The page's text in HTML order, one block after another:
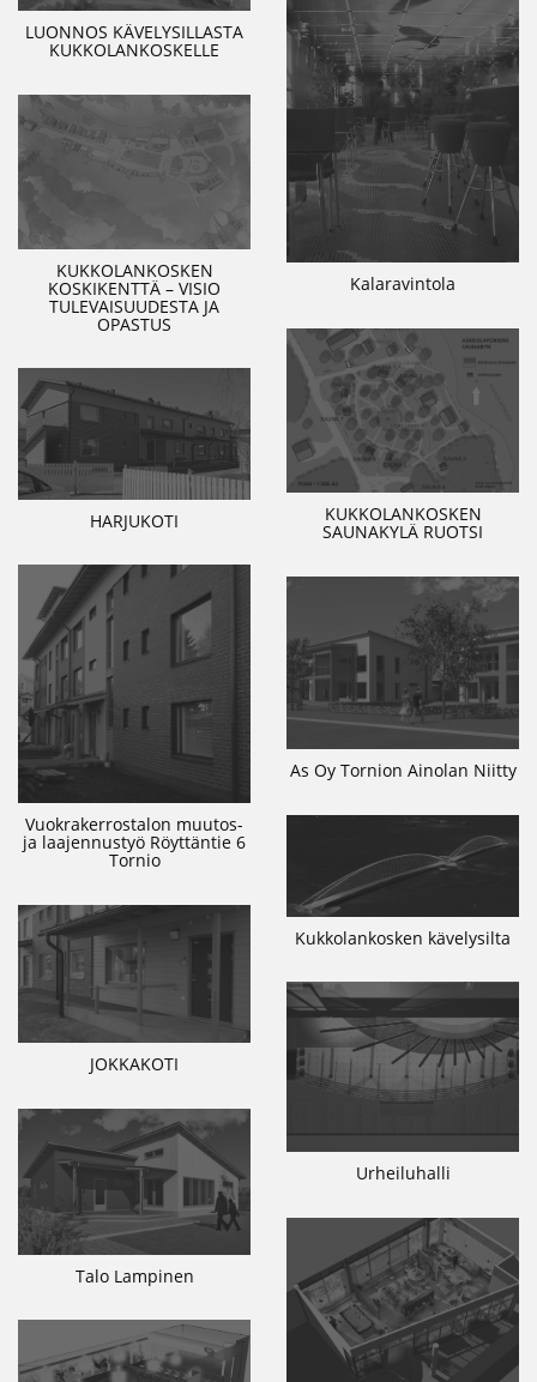
LUONNOS KÄVELYSILLASTA
KUKKOLANKOSKELLE
Kalaravintola
KUKKOLANKOSKEN
KOSKIKENTTÄ – VISIO
TULEVAISUUDESTA JA
OPASTUS
KUKKOLANKOSKEN
SAUNAKYLÄ RUOTSI
HARJUKOTI
Vuokrakerrostalon muutos-
ja laajennustyö Röyttäntie 6
Tornio
As Oy Tornion Ainolan Niitty
Kukkolankosken kävelysilta
JOKKAKOTI
Urheiluhalli
Talo Lampinen